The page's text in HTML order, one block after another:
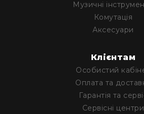
та
світло
Прилади
LED
Прилади
LED
Музичні
Комутація
Аксесуари
Клієнтам
Особистий
Оплата та
Гарантія та
Сервісні центри